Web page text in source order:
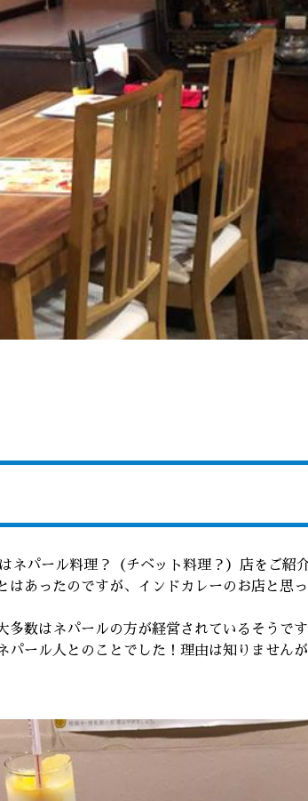
ネパール料理？（チベット料理？）店をご紹
あったのですが、インドカレーのお店と思っ
数はネパールの方が経営されているそうで
ール人とのことでした！理由は知りません